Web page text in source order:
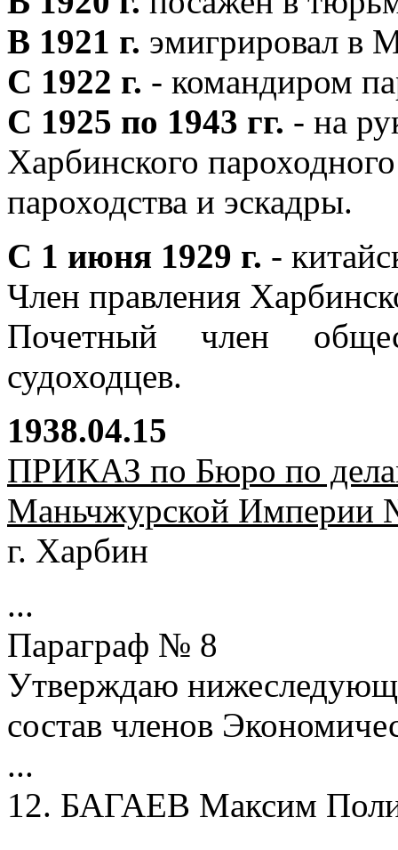
В 1921 г. эмигрировал в
С 1922 г. - командиром
С 1925 по 1943 гг. - на
Харбинского
пароходства и эскадры.
С 1 июня 1929 г. -
Член правления
Почетный член
судоходцев.
1938.04.15
ПРИКАЗ по Бюро по
Маньчжурской Империи
г. Харбин
...
Параграф № 8
Утверждаю
состав членов
...
12. БАГАЕВ Максим